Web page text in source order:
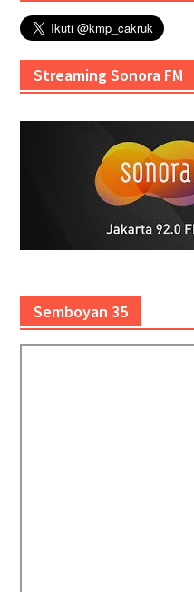
Streaming Sonora FM
Semboyan 35